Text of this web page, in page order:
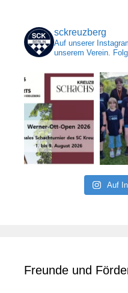
sckreuzberg
Auf unserer
unserem Verein.
Auf
Freunde und